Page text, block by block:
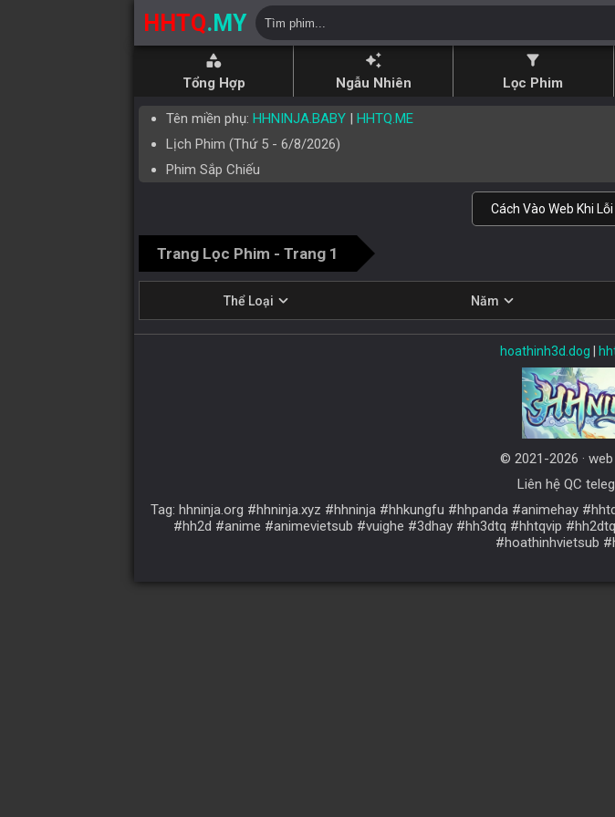
HHTQ.MY
category
Tổng Hợp
auto_awesome
Ngẫu Nhiên
filter_alt
Lọc Phim
Tên miền phụ: HHNINJA.BABY | HHTQ.ME
Lịch Phim (Thứ 5 - 6/8/2026)
Phim Sắp Chiếu
Cách Vào Web Khi Lỗi
Trang Lọc Phim - Trang 1
Thể Loại expand_more Năm expand_more
hoathinh3d.dog
© 2021-2026 ·
Liên hệ QC
Tag: hhninja.org #hhninja.xyz #hhninja #hhkungfu #hhpanda #animehay
#hh2d #anime #animevietsub #vuighe #3dhay #hh3dtq #hhtqvip
#hoathinhvietsub